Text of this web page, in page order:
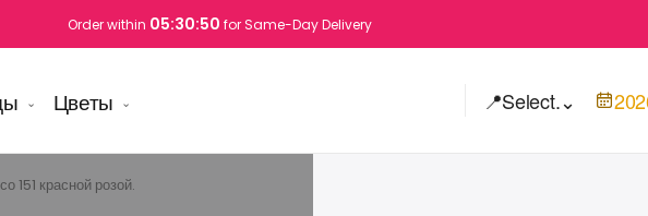
Order within 05:30:49 for Same-Day Delivery
Цветы 📍Select.⌄
151 красной розой.